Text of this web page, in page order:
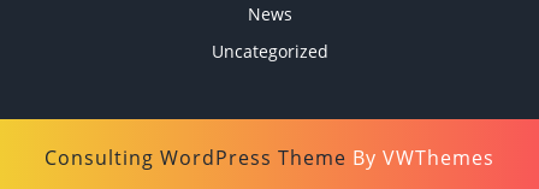
News
Uncategorized
Consulting WordPress Theme By VWThemes